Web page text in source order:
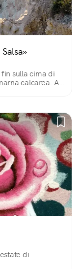
sulla cima di
calcarea. Ai
di